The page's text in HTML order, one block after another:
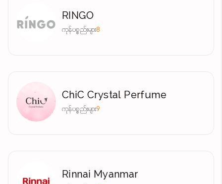
RINGO
ကုန်ပစ္စည်းများ8
ChiC Crystal Perfume
ကုန်ပစ္စည်းများ9
Rinnai Myanmar